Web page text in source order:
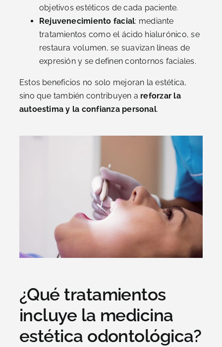
objetivos estéticos de cada paciente.
Rejuvenecimiento facial: mediante
tratamientos como el ácido hialurónico, se
restaura volumen, se suavizan líneas de
expresión y se definen contornos faciales.
Estos beneficios no solo mejoran la estética,
sino que también contribuyen a reforzar la
autoestima y la confianza personal.
¿Qué tratamientos
incluye la medicina
estética odontológica?